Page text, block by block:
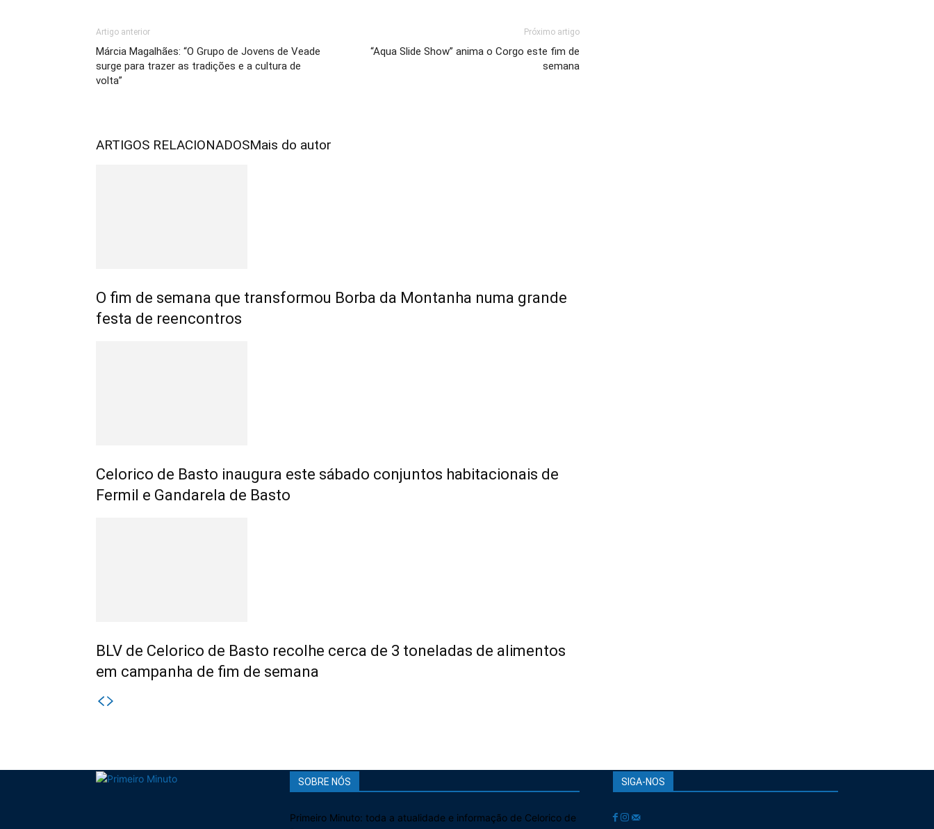
Artigo anterior
Márcia Magalhães: “O Grupo de Jovens de Veade
surge para trazer as tradições e a cultura de
volta”
Próximo artigo
“Aqua Slide Show” anima o Corgo este fim de
semana
ARTIGOS RELACIONADOSMais do autor
O fim de semana que transformou Borba da Montanha numa grande
festa de reencontros
Celorico de Basto inaugura este sábado conjuntos habitacionais de
Fermil e Gandarela de Basto
BLV de Celorico de Basto recolhe cerca de 3 toneladas de alimentos
em campanha de fim de semana
SOBRE NÓS
Primeiro Minuto: toda a atualidade e informação de Celorico de
SIGA-NOS